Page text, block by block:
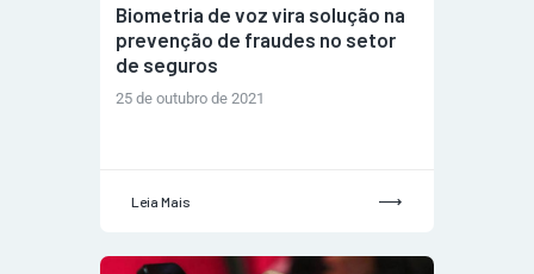
Biometria de voz vira solução na
prevenção de fraudes no setor
de seguros
25 de outubro de 2021
Leia Mais